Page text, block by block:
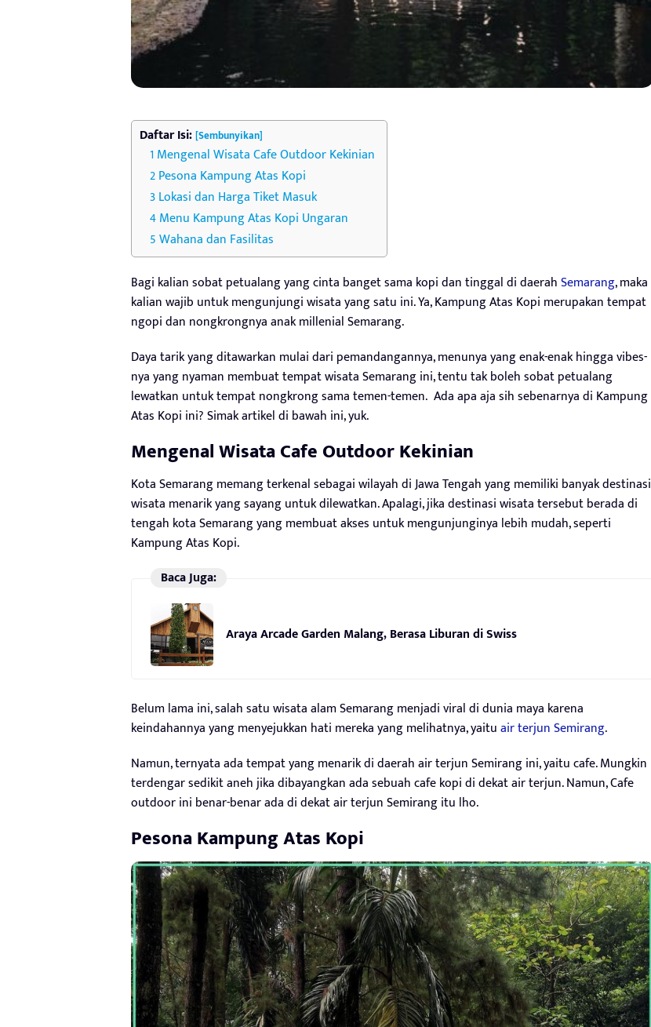
Daftar Isi:[Sembunyikan]
Mengenal Wisata Cafe Outdoor Kekinian
Pesona Kampung Atas Kopi
Lokasi dan Harga Tiket Masuk
Menu Kampung Atas Kopi Ungaran
Wahana dan Fasilitas
Bagi kalian sobat petualang yang cinta banget sama kopi dan tinggal di daerahSemarang, maka
kalian wajib untuk mengunjungi wisata yang satu ini. Ya, Kampung Atas Kopi merupakan tempat
ngopi dan nongkrongnya anak millenial Semarang.
Daya tarik yang ditawarkan mulai dari pemandangannya, menunya yang enak-enak hingga vibes-
nya yang nyaman membuat tempat wisata Semarang ini, tentu tak boleh sobat petualang
lewatkan untuk tempat nongkrong sama temen-temen. Ada apa aja sih sebenarnya di Kampung
Atas Kopi ini? Simak artikel di bawah ini, yuk.
Mengenal Wisata Cafe Outdoor Kekinian
Kota Semarang memang terkenal sebagai wilayah di Jawa Tengah yang memiliki banyak destinasi
wisata menarik yang sayang untuk dilewatkan. Apalagi, jika destinasi wisata tersebut berada di
tengah kota Semarang yang membuat akses untuk mengunjunginya lebih mudah, seperti
Kampung Atas Kopi.
Baca Juga:
Araya Arcade Garden Malang, Berasa Liburan di Swiss
Belum lama ini, salah satu wisata alam Semarang menjadi viral di dunia maya karena
keindahannya yang menyejukkan hati mereka yang melihatnya, yaituair terjun Semirang.
Namun, ternyata ada tempat yang menarik di daerah air terjun Semirang ini, yaitu cafe. Mungkin
terdengar sedikit aneh jika dibayangkan ada sebuah cafe kopi di dekat air terjun. Namun, Cafe
outdoor ini benar-benar ada di dekat air terjun Semirang itu lho.
PesonaKampung Atas Kopi